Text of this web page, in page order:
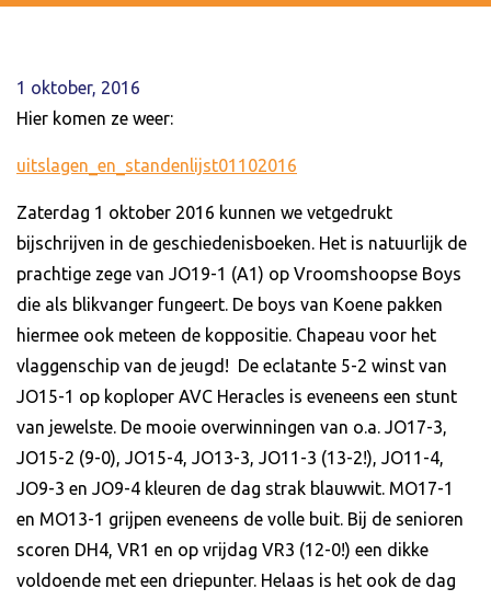
1 oktober, 2016
Hier komen ze weer:
uitslagen_en_standenlijst01102016
Zaterdag 1 oktober 2016 kunnen we vetgedrukt
bijschrijven in de geschiedenisboeken. Het is natuurlijk de
prachtige zege van JO19-1 (A1) op Vroomshoopse Boys
die als blikvanger fungeert. De boys van Koene pakken
hiermee ook meteen de koppositie. Chapeau voor het
vlaggenschip van de jeugd! De eclatante 5-2 winst van
JO15-1 op koploper AVC Heracles is eveneens een stunt
van jewelste. De mooie overwinningen van o.a. JO17-3,
JO15-2 (9-0), JO15-4, JO13-3, JO11-3 (13-2!), JO11-4,
JO9-3 en JO9-4 kleuren de dag strak blauwwit. MO17-1
en MO13-1 grijpen eveneens de volle buit. Bij de senioren
scoren DH4, VR1 en op vrijdag VR3 (12-0!) een dikke
voldoende met een driepunter. Helaas is het ook de dag